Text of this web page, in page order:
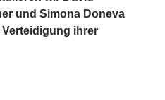
und Simona Doneva
ihrer